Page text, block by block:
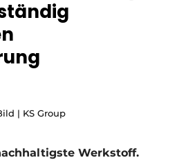
Erklärung
registrieren
| KS Group
Werkstoff.